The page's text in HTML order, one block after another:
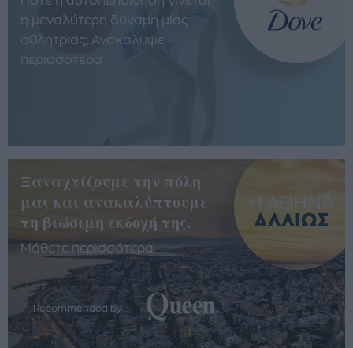
η μεγαλύτερη δύναμη μίας
αθλήτριας; Ανακάλυψε
περισσότερα
Ξαναχτίζουμε την πόλη
μας και ανακαλύπτουμε
τη βιώσιμη εκδοχή της.
Μάθετε περισσότερα
Recommended by